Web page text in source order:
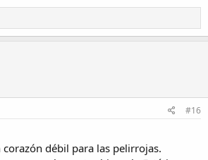
#16
débil para las pelirrojas.